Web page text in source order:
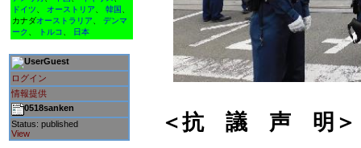
ドイツ
オーストリア 韓国
カナダオーストラリア
デンマ
ーク
トルコ 日本
Guest
ログイン
情報提供
0518sanken
Status: published
View
＜抗 議 声 明＞